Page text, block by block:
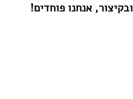
ובקיצור, אנחנו פוחדים!